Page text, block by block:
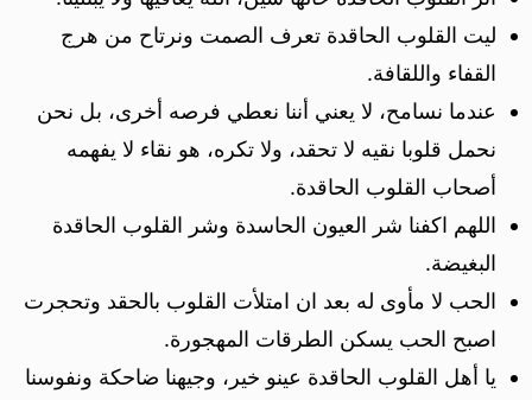
ليت القلوب الحاقدة تعرف الصمت ونرتاح من هرج
القفاء واللقافة.
عندما نسامح، لا يعني أننا نعطي فرصه أخرى، بل نحن
نحمل قلوبا نقيه لا تحقد، ولا تكره، هو نقاء لا يفهمه
أصحاب القلوب الحاقدة.
اللهم اكفنا شر العيون الحاسدة وشر القلوب الحاقدة
البغيضة.
الحب لا مأوى له بعد ان امتلأت القلوب بالحقد وتحجرت
اصبح الحب يسكن الطرقات المهجورة.
يا أهل القلوب الحاقدة عينو خير، وجيهنا ضاحكة ونفوسنا